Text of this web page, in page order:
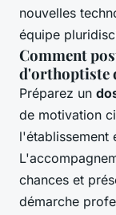
nouvelles
équipe
Comment
d'orthoptiste
Préparez un
de motivation
l'établissement
chances et
démarche